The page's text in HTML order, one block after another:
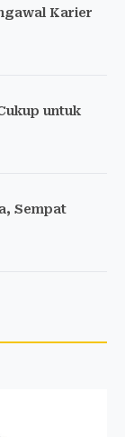
Karier
untuk
Sempat